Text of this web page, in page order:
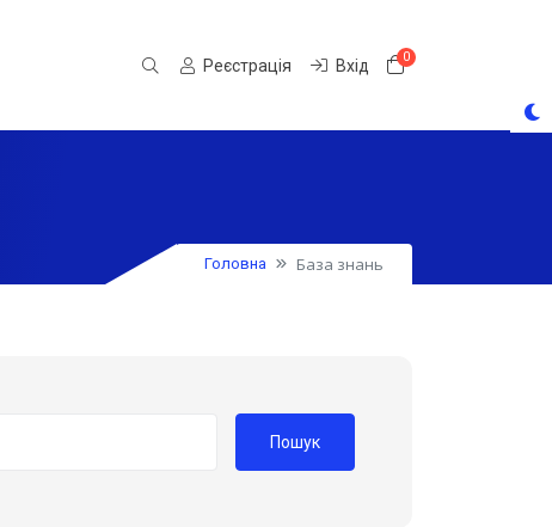
Реєстрація Вхід 0Кошик
Головна База знань
Пошук